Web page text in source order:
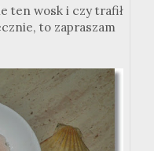
ten wosk i czy trafił
to zapraszam